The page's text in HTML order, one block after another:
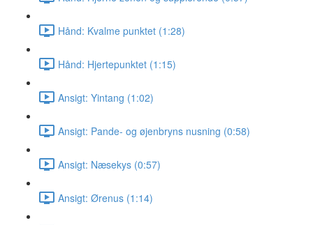
Hånd: Kvalme punktet (1:28)
Hånd: Hjertepunktet (1:15)
Ansigt: Yintang (1:02)
Ansigt: Pande- og øjenbryns nusning (0:58)
Ansigt: Næsekys (0:57)
Ansigt: Ørenus (1:14)